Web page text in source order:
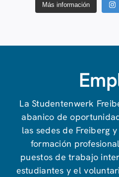
Más información
La Studentenwerk
abanico de
las sedes de Freiberg
formación
puestos de trabajo
estudiantes y el